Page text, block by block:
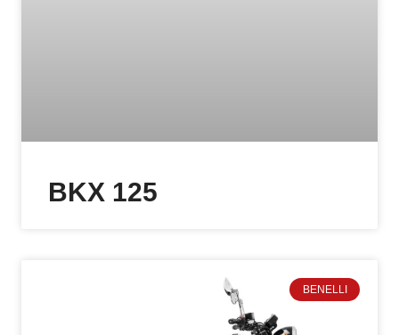
BKX 125
BENELLI